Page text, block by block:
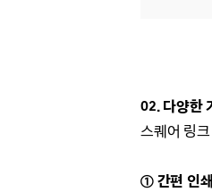
02. 다양한
스퀘어 링
① 간편 인